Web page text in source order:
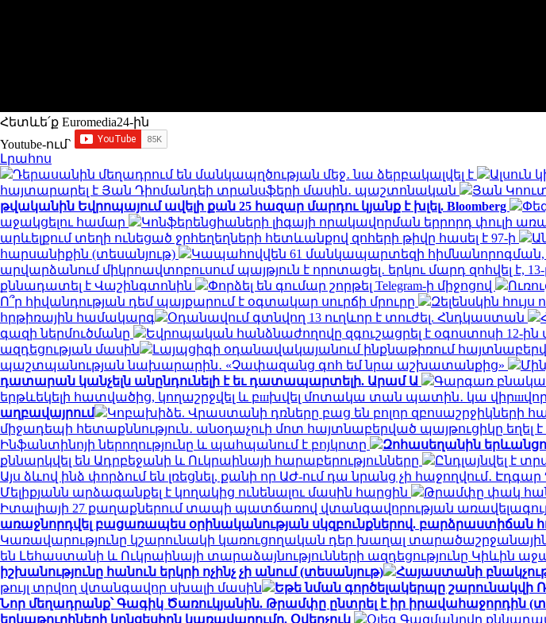
Հետևե՛ք Euromedia24-ին
Youtube-ում`
Լրահոս
Դերասանին մեղադրում են մանկապղծության մեջ․ նա ձերբակալվել է
Ալսուն
հայտարարել է Յան Դիոմանդեի տրանսֆերի մասին․ պաշտոնական
Յան
թվականին Եվրոպայում ավելի քան 25 հազար մարդու կյանք է խլել. Bloomberg
աջակցելու համար
Կոնֆերենցիաների լիգայի որակավորման երրորդ փուլի
արևելքում տեղի ունեցած ջրհեղեղների հետևանքով զոհերի թիվը հասել է 97-ի
հարսանիքին (տեսանյութ)
Կապահովվեն 61 մանկապարտեզի
արվարձանում միկրոավտոբուսում պայթյուն է որոտացել․ երկու մարդ զոհվել է, 13-
քննադատել է Վաշինգտոնին
Փորձել են գումար շորթել Telegram-ի միջոցով
Ո՞ր հիվանդության դեմ պայքարում է օգտակար սուրճի մրուրը
Զելենսկին
հրթիռային համակարգ
Օդանավում գտնվող 13 ուղևոր է տուժել. Հնդկաստան
գազի ներմուծմանը
Եվրոպական հանձնաժողովը զգուշացրել է օգոստոսի 12-
ազդեցության մասին
Լայպցիգի օդանավակայանում ինքնաթիռում
պաշտպանության նախարարին․ «Չափազանց գոհ եմ նրա աշխատանքից»
դատարան կանչելն անընդունելի է եւ դատապարտելի. Արամ Ա
Գարգառ
երթևեկելի հատվածից, կողաշրջվել և բшխվել մոտակա տան պատին․ կա վիրшվոր
աղբավայրում
Կոբախիձե. Վրաստանի դռները բաց են բոլոր զբոսաշրջիկների
միջադեպի հետաքննություն․ անօդաչուի մոտ հայտնաբերված պայթուցիկը
Ինֆանտինոյի ներողությունը և պահպանում է բոյկոտը
Զոհասեղանին
քննարկվել են Ադրբեջանի և Ուկրաինայի հարաբերությունները
Ընդլայնվել է
Այս ձևով ինձ փորձում են լռեցնել, քանի որ ԱԺ-ում դա նրանց չի հաջողվում․
Մելիքյանն արձագանքել է կողակից ունենալու մասին հարցին
Թրամփը փակ
Իտալիայի 27 քաղաքներում տապի պատճառով վտանգավորության
առաջնորդվել բացառապես օրինականության սկզբունքներով. բարձրաստիճան
Կառավարությունը կշարունակի կառուցողական դեր խաղալ տարածաշրջանային
են Լեհաստանի և Ուկրաինայի տարաձայնությունների ազդեցությունը Կիևին
իշխանությունը հանուն երկրի ոչինչ չի անում (տեսանյութ)
Հայաստանի
թույլ տրվող վտանգավոր սխալի մասին
Եթե նման գործելակերպը շարունակվի
Նոր մեղադրանք՝ Գագիկ Ծառուկյանին. Թրամփը ընտրել է իր իրավահաջորդին
երկաթուղիների կոնցեսիոն կառավարումը. Օվերչուկ
Օլեգ Գազմանովը